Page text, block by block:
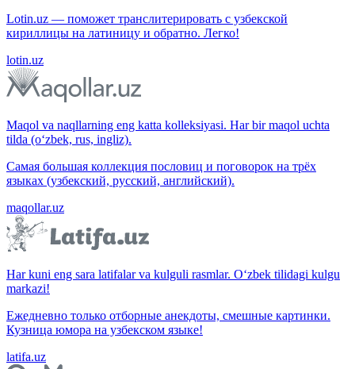
Lotin.uz — поможет транслитерировать с узбекской
кириллицы на латиницу и обратно. Легко!
lotin.uz
Maqol va naqllarning eng katta kolleksiyasi. Har bir maqol uchta
tilda (o‘zbek, rus, ingliz).
Самая большая коллекция пословиц и поговорок на трёх
языках (узбекский, русский, английский).
maqollar.uz
Har kuni eng sara latifalar va kulguli rasmlar. O‘zbek tilidagi kulgu
markazi!
Ежедневно только отборные анекдоты, смешные картинки.
Кузница юмора на узбекском языке!
latifa.uz